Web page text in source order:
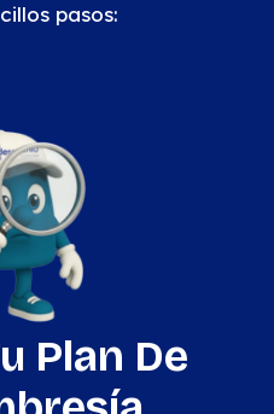
pasos:
Plan De